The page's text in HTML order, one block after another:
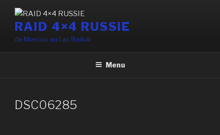
contenu
principal
RAID 4×4 RUSSIE
de Moscou au Lac Baïkal
Menu
DSC06285